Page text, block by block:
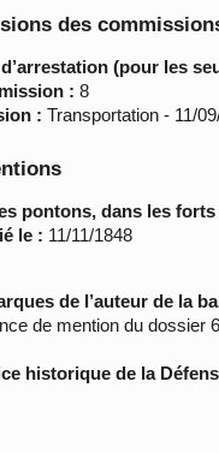
des
(pour les
: 8
: Transportation - 11/
pontons, dans les
le : 11/11/1848
de l’auteur de la
de mention du dossier
historique de la